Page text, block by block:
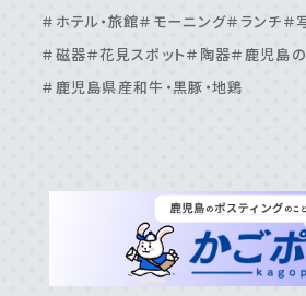
＃ホテル・旅館＃モーニング＃ランチ＃
＃磁器＃花見スポット＃陶器＃鹿児島
＃鹿児島県産和牛・黒豚・地鶏